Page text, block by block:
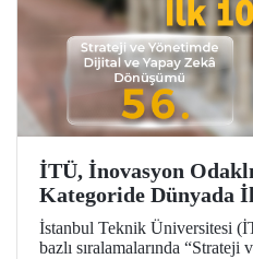
İTÜ, İnovasyon
Kategoride Dünyada
İstanbul Teknik Üniversitesi
bazlı sıralamalarında